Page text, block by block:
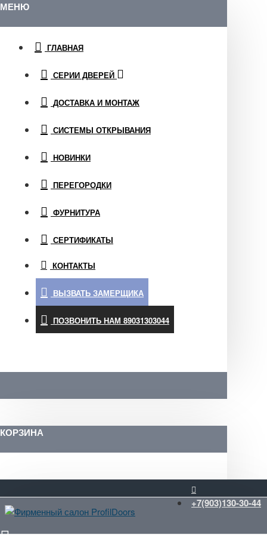
МЕНЮ
ГЛАВНАЯ
СЕРИИ ДВЕРЕЙ
ДОСТАВКА И МОНТАЖ
СИСТЕМЫ ОТКРЫВАНИЯ
НОВИНКИ
ПЕРЕГОРОДКИ
ФУРНИТУРА
СЕРТИФИКАТЫ
КОНТАКТЫ
ВЫЗВАТЬ ЗАМЕРЩИКА
ПОЗВОНИТЬ НАМ 89031303044
КОРЗИНА
+7(903)130-30-44